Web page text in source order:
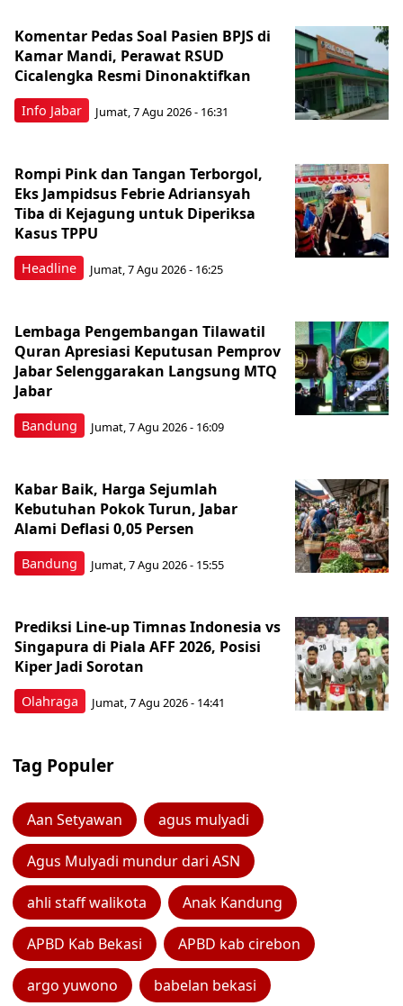
Info Jabar
Komentar Pedas Soal Pasien BPJS di
Kamar Mandi, Perawat RSUD
Cicalengka Resmi Dinonaktifkan
Jumat, 7 Agu 2026 - 16:31
Headline
Rompi Pink dan Tangan Terborgol,
Eks Jampidsus Febrie Adriansyah
Tiba di Kejagung untuk Diperiksa
Kasus TPPU
Jumat, 7 Agu 2026 - 16:25
Bandung
Lembaga Pengembangan Tilawatil
Quran Apresiasi Keputusan Pemprov
Jabar Selenggarakan Langsung MTQ
Jabar
Jumat, 7 Agu 2026 - 16:09
Bandung
Kabar Baik, Harga Sejumlah
Kebutuhan Pokok Turun, Jabar
Alami Deflasi 0,05 Persen
Jumat, 7 Agu 2026 - 15:55
Olahraga
Prediksi Line-up Timnas Indonesia vs
Singapura di Piala AFF 2026, Posisi
Kiper Jadi Sorotan
Jumat, 7 Agu 2026 - 14:41
Tag Populer
Aan Setyawan agus mulyadi
Agus Mulyadi mundur dari ASN
ahli staff walikota Anak Kandung
APBD Kab Bekasi APBD kab cirebon
argo yuwono babelan bekasi